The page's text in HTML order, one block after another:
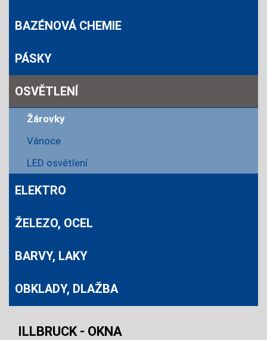
BAZÉNOVÁ CHEMIE
PÁSKY
OSVĚTLENÍ
Žárovky
Vánoce
LED osvětlení
ELEKTRO
ŽELEZO, OCEL
BARVY, LAKY
OBKLADY, DLAŽBA
ILLBRUCK - OKNA